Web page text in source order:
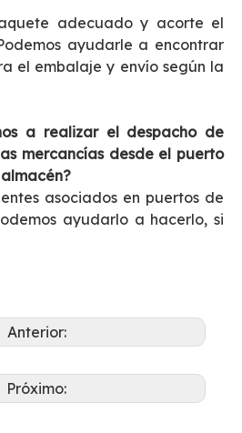
adecuado y acorte el
ayudarle a encontrar
el embalaje y envío según la
a realizar el despacho de
mercancías desde el puerto
asociados en puertos de
ayudarlo a hacerlo, si
Anterior:
Próximo: